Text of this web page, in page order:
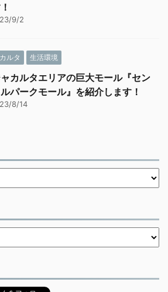
9/2
ルタ 生活環境
カルタエリアの巨大モール『セン
ルパークモール』を紹介します！
8/14